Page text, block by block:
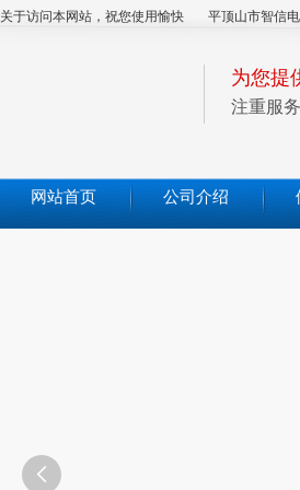
关于访问本网站，祝您使用愉快 平顶山市智信
为您提
注重服
网站首页 公司介绍
